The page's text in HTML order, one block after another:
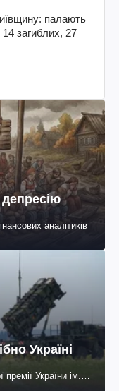
палають
14 загиблих, 27
аналітиків
Україні
України ім.